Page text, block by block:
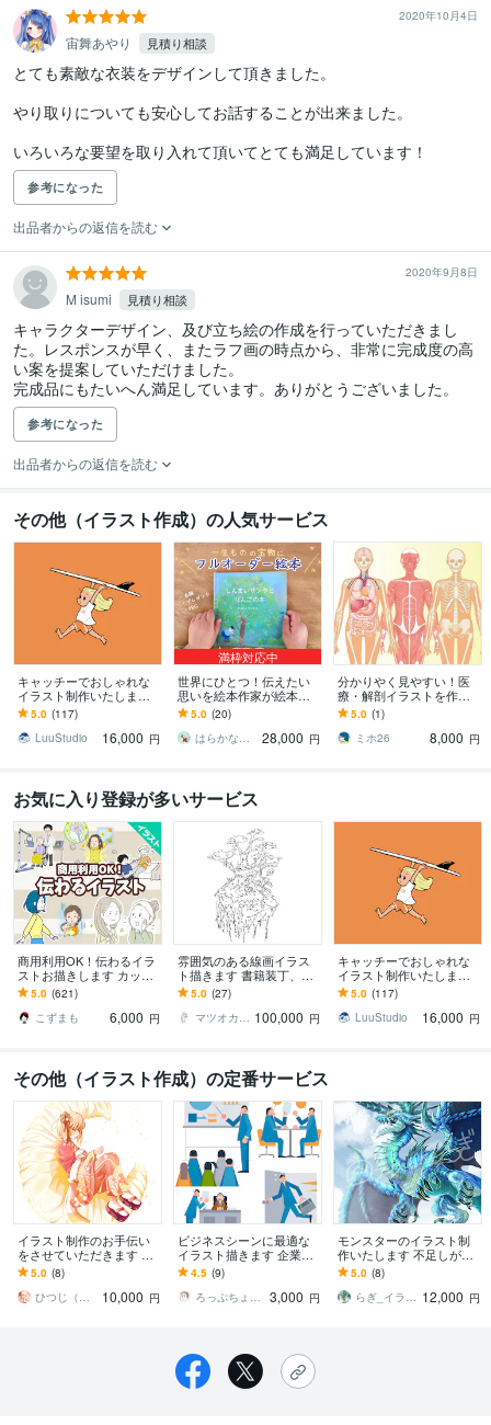
2020年10月4日
宙舞あやり 見積り相談
とても素敵な衣装をデザインして頂きました。
やり取りについても安心してお話することが出来ました。
いろいろな要望を取り入れて頂いてとても満足しています！
参考になった
出品者からの返信を読む
2020年9月8日
M isumi 見積り相談
キャラクターデザイン、及び立ち絵の作成を行っていただきまし
た。レスポンスが早く、またラフ画の時点から、非常に完成度の高
い案を提案していただけました。
完成品にもたいへん満足しています。ありがとうございました。
参考になった
出品者からの返信を読む
その他（イラスト作成）の人気サービス
キャッチーでおしゃれな
イラスト制作いたします
グッズ制作からプレゼン
トまで幅広い用途に対応
します
5.0 (117)
LuuStudio
16,000 円
満枠対応中
世界にひとつ！伝えたい
思いを絵本作家が絵本に
します 出版用やプレゼン
トに。水彩タッチで温か
みのあるオリジナル絵本
5.0 (20)
はらかな 絵本・水彩イラスト
28,000 円
分かりやく見やすい！医
療・解剖イラストを作成
します 医療系イラスト実
績あり！WEB・資料・論
文作成をサポート！
5.0 (1)
ミホ26
8,000 円
お気に入り登録が多いサービス
商用利用OK！伝わるイラ
ストお描きします カット
イラストや漫画等、ご希
望に合わせて作成致しま
す！
5.0 (621)
こずまも
6,000 円
雰囲気のある線画イラス
ト描きます 書籍装丁、シ
ョップビジュアルなどに
キャッチーな線画を！
5.0 (27)
マツオカ ヨウスケ 100,000 円
キャッチーでおしゃれな
イラスト制作いたします
グッズ制作からプレゼン
トまで幅広い用途に対応
します
5.0 (117)
LuuStudio
16,000 円
その他（イラスト作成）の定番サービス
イラスト制作のお手伝い
をさせていただきます ア
イコンから立ち絵やファ
ンアートまで！柔軟に対
応できます！
5.0 (8)
ひつじ（依夢）
10,000 円
ビジネスシーンに最適な
イラスト描きます 企業様
が使いやすいシンプルフ
ラットなタッチです。
4.5 (9)
ろっぷちょっぷ イラストレーター
3,000 円
モンスターのイラスト制
作いたします 不足しがち
なモンスターのイラスト
を作ります
5.0 (8)
らぎ_イラスト 12,000 円